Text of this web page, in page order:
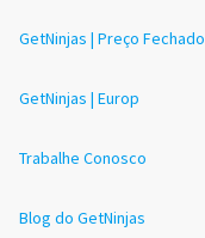
GetNinjas | Preço Fechado
GetNinjas | Europ
Trabalhe Conosco
Blog do GetNinjas